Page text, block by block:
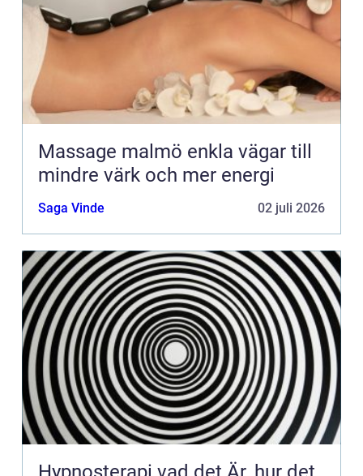
Massage malmö enkla vägar till
mindre värk och mer energi
Saga Vinde 02 juli 2026